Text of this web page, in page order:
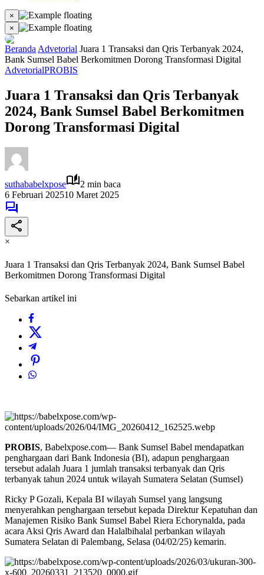
×
×
Beranda Advetorial Juara 1 Transaksi dan Qris Terbanyak 2024,
Bank Sumsel Babel Berkomitmen Dorong Transformasi Digital
AdvetorialPROBIS
Juara 1 Transaksi dan Qris Terbanyak
2024, Bank Sumsel Babel Berkomitmen
Dorong Transformasi Digital
suthababelxpose
2 min baca
6 Februari 202510 Maret 2025
×
Juara 1 Transaksi dan Qris Terbanyak 2024, Bank Sumsel Babel
Berkomitmen Dorong Transformasi Digital
Sebarkan artikel ini
PROBIS, Babelxpose.com— Bank Sumsel Babel mendapatkan
penghargaan dari Bank Indonesia (BI), adapun penghargaan
tersebut adalah Juara 1 jumlah transaksi terbanyak dan Qris
terbanyak tahun 2024 untuk wilayah Sumatera Selatan (Sumsel)
Ricky P Gozali, Kepala BI wilayah Sumsel yang langsung
menyerahkan penghargaan tersebut kepada Direktur Kepatuhan dan
Manajemen Risiko Bank Sumsel Babel Riera Echorynalda, pada
acara Aksi Qris Award dan Halalbihalal perbankan wilayah
Sumatera Selatan di Palembang, Selasa (04/02/25) kemarin.